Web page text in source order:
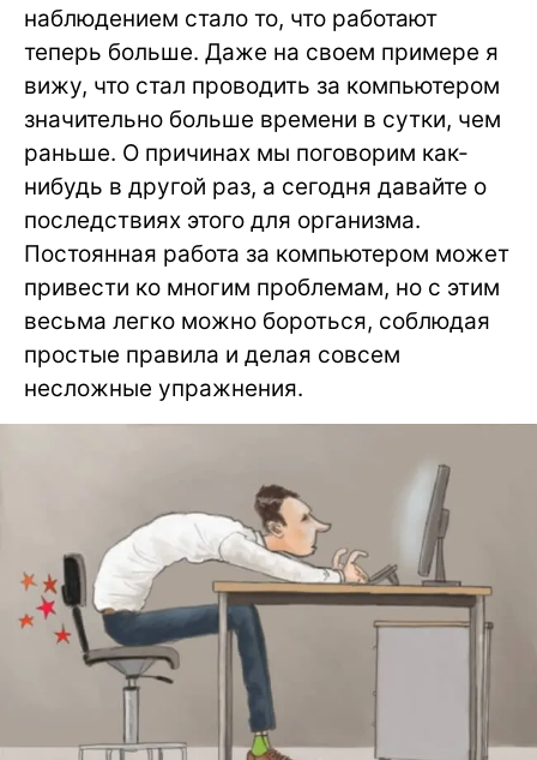
наблюдением стало то, что работают
теперь больше. Даже на своем примере я
вижу, что стал проводить за компьютером
значительно больше времени в сутки, чем
раньше. О причинах мы поговорим как-
нибудь в другой раз, а сегодня давайте о
последствиях этого для организма.
Постоянная работа за компьютером может
привести ко многим проблемам, но с этим
весьма легко можно бороться, соблюдая
простые правила и делая совсем
несложные упражнения.